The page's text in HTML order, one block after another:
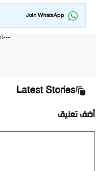
Join WhatsApp
---Advertisement---
Latest Stories
أضف تعليق